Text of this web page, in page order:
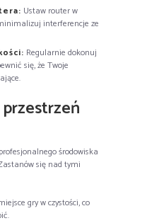
Ustaw router w
interferencje ze
Regularnie dokonuj
się, że Twoje
środowiska
się nad tymi
gry w czystości, co